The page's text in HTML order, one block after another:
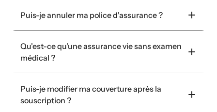
Puis-je annuler ma police d'assurance ?
Qu'est-ce qu'une assurance vie sans examen
médical ?
Puis-je modifier ma couverture après la
souscription ?